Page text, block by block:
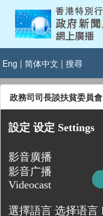
Eng | 简体中文 | 搜尋
政務司司長談扶貧委員會